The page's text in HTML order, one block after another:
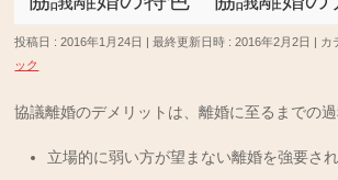
投稿日 : 2016年1月24日 最終更新日時 : 2016年2月2日 カ
ック
協議離婚のデメリットは、離婚に至るまでの過
立場的に弱い方が望まない離婚を強要さ